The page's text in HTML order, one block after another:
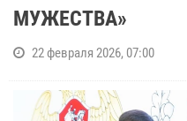
МУЖЕСТВА»
22 февраля 2026, 07:00